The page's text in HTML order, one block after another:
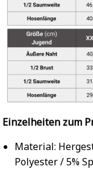
Einzelheiten zum
Material:
Polyester / 5%